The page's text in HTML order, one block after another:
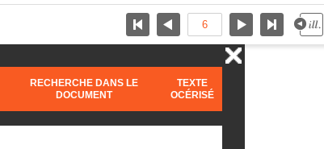
RECHERCHE DANS LE
DOCUMENT
TEXTE
OCÉRISÉ